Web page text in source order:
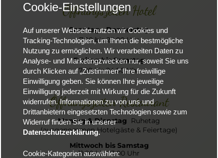
Öffnungszeiten Hotel
Sonntag - Donnerstag
7.00 bis 23.00 Uhr
Freitag bis Samstag
7.00 bis 24.00 Uhr
Öffnungszeiten Restaurant
Montag & Dienstag Ruhetag
(ausgenommen Hotelgäste & Feiertage)
Mittwoch bis Samstag
11:00 bis 23:00 Uhr
Cookie-Einstellungen
Auf unserer Webseite nutzen wir Cookies und
Tracking-Technologien, um Ihnen die bestmögliche
Nutzung zu ermöglichen. Wir verarbeiten Daten zu
Analyse- und Marketingzwecken nur, soweit Sie uns
durch Klicken auf „Zustimmen“ Ihre freiwillige
Einwilligung geben. Sie können Ihre jeweilige
Einwilligung jederzeit mit Wirkung für die Zukunft
widerrufen. Informationen zu von uns und
Drittanbietern eingesetzten Technologien sowie zum
Widerruf finden Sie in unserer
Datenschutzerklärung.
Cookie-Kategorien auswählen: